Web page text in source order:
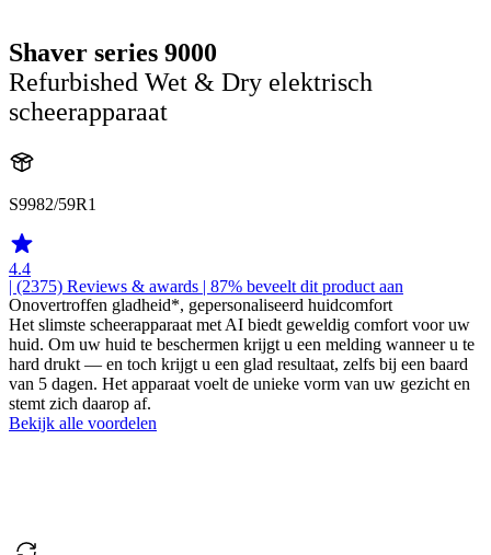
Shaver series 9000
Refurbished Wet & Dry elektrisch
scheerapparaat
S9982/59R1
4.4
| (2375) Reviews & awards | 87% beveelt dit product aan
Onovertroffen gladheid*, gepersonaliseerd huidcomfort
Het slimste scheerapparaat met AI biedt geweldig comfort voor uw
huid. Om uw huid te beschermen krijgt u een melding wanneer u te
hard drukt — en toch krijgt u een glad resultaat, zelfs bij een baard
van 5 dagen. Het apparaat voelt de unieke vorm van uw gezicht en
stemt zich daarop af.
Bekijk alle voordelen